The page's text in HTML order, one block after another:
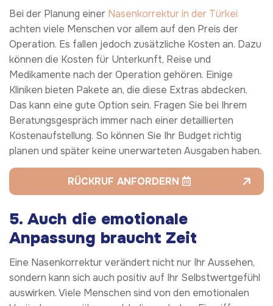
Bei der Planung einer Nasenkorrektur in der Türkei
achten viele Menschen vor allem auf den Preis der
Operation. Es fallen jedoch zusätzliche Kosten an. Dazu
können die Kosten für Unterkunft, Reise und
Medikamente nach der Operation gehören. Einige
Kliniken bieten Pakete an, die diese Extras abdecken.
Das kann eine gute Option sein. Fragen Sie bei Ihrem
Beratungsgespräch immer nach einer detaillierten
Kostenaufstellung. So können Sie Ihr Budget richtig
planen und später keine unerwarteten Ausgaben haben.
RÜCKRUF ANFORDERN
5. Auch die emotionale
Anpassung braucht Zeit
Eine Nasenkorrektur verändert nicht nur Ihr Aussehen,
sondern kann sich auch positiv auf Ihr Selbstwertgefühl
auswirken. Viele Menschen sind von den emotionalen